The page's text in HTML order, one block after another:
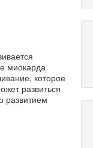
миокарда
которое
развиться
развитием